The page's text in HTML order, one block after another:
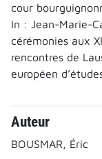
cour
In : Jean-Marie-
cérémonies aux
rencontres de
européen
Auteur
BOUSMAR, Éric